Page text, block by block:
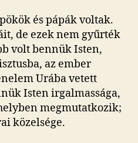
és pápák voltak.
de ezek nem gyűrték
volt bennük Isten,
az ember
Urába vetett
Isten irgalmassága,
megmutatkozik;
közelsége.